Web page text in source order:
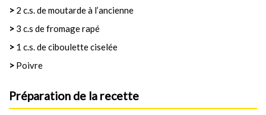
> 2 c.s. de moutarde à l’ancienne
> 3 c.s de fromage rapé
> 1 c.s. de ciboulette ciselée
> Poivre
Préparation de la recette